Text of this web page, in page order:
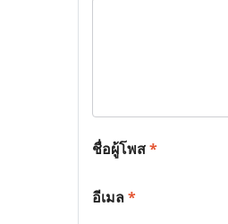
ชื่อผู้โพส*
อีเมล*